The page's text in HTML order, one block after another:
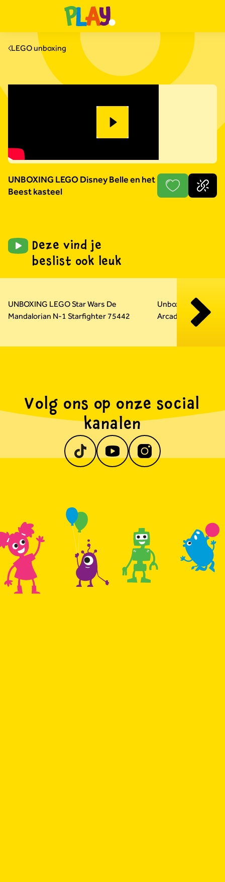
LEGO unboxing
UNBOXING LEGO Disney Belle en het
Beest kasteel
Deze vind je
beslist ook leuk
UNBOXING LEGO Star Wars De
Mandalorian N-1 Starfighter 75442
Unboxing LEGO
Arcadekast 72051
Volg ons op onze social
kanalen